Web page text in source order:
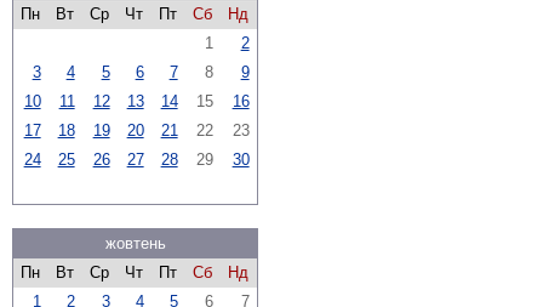
Пн
Вт Ср Чт Пт Сб
Нд
1
2
3
4 5 6 7 8
9
10
11 12 13 14 15
16
17
18 19 20 21 22
23
24
25 26 27 28 29 30
жовтень
Пн
Вт Ср Чт Пт Сб
Нд
1
2 3 4 5 6
7